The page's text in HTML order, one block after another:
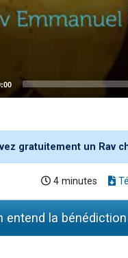
gratuitement un Rav
4 minutes
entend la